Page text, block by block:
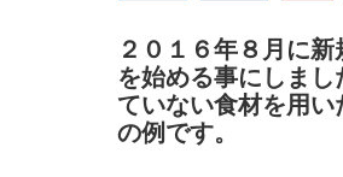
２０１６年８月に
を始める事にしま
ていない食材を用
の例です。